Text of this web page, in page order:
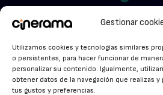
Gestionar
Utilizamos cookies y tecnologías similares
o persistentes, para hacer funcionar de
personalizar su contenido. Igualmente,
obtener datos de la navegación que realizas y
tus gustos y preferencias.
STREAMING NEWS